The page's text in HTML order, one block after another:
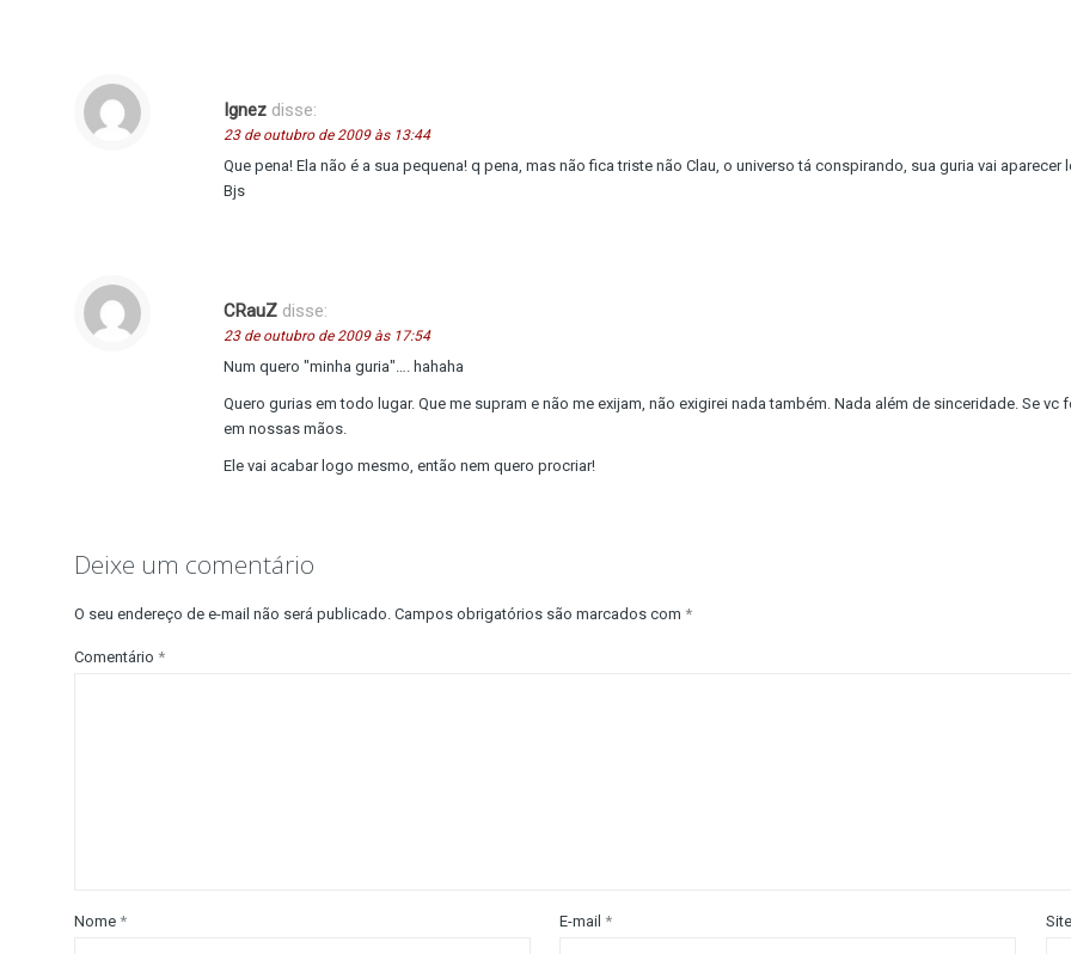
Ignez disse:
23 de outubro de 2009 às 13:44
Que pena! Ela não é a sua pequena! q pena, mas não fica triste não Clau, o universo tá conspirando, sua guria vai aparecer
Bjs
CRauZ disse:
23 de outubro de 2009 às 17:54
Num quero "minha guria"…. hahaha
Quero gurias em todo lugar. Que me supram e não me exijam, não exigirei nada também. Nada além de sinceridade. Se
em nossas mãos.
Ele vai acabar logo mesmo, então nem quero procriar!
Deixe um comentário
O seu endereço de e-mail não será publicado. Campos obrigatórios são marcados com *
Comentário *
Nome * E-mail * Site